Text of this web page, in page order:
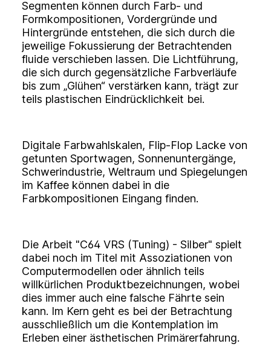
Segmenten können durch Farb- und
Formkompositionen, Vordergründe und
Hintergründe entstehen, die sich durch die
jeweilige Fokussierung der Betrachtenden
fluide verschieben lassen. Die Lichtführung,
die sich durch gegensätzliche Farbverläufe
bis zum „Glühen“ verstärken kann, trägt zur
teils plastischen Eindrücklichkeit bei.
Digitale Farbwahlskalen, Flip-Flop Lacke von
getunten Sportwagen, Sonnenuntergänge,
Schwerindustrie, Weltraum und Spiegelungen
im Kaffee können dabei in die
Farbkompositionen Eingang finden.
Die Arbeit "C64 VRS (Tuning) - Silber" spielt
dabei noch im Titel mit Assoziationen von
Computermodellen oder ähnlich teils
willkürlichen Produktbezeichnungen, wobei
dies immer auch eine falsche Fährte sein
kann. Im Kern geht es bei der Betrachtung
ausschließlich um die Kontemplation im
Erleben einer ästhetischen Primärerfahrung.